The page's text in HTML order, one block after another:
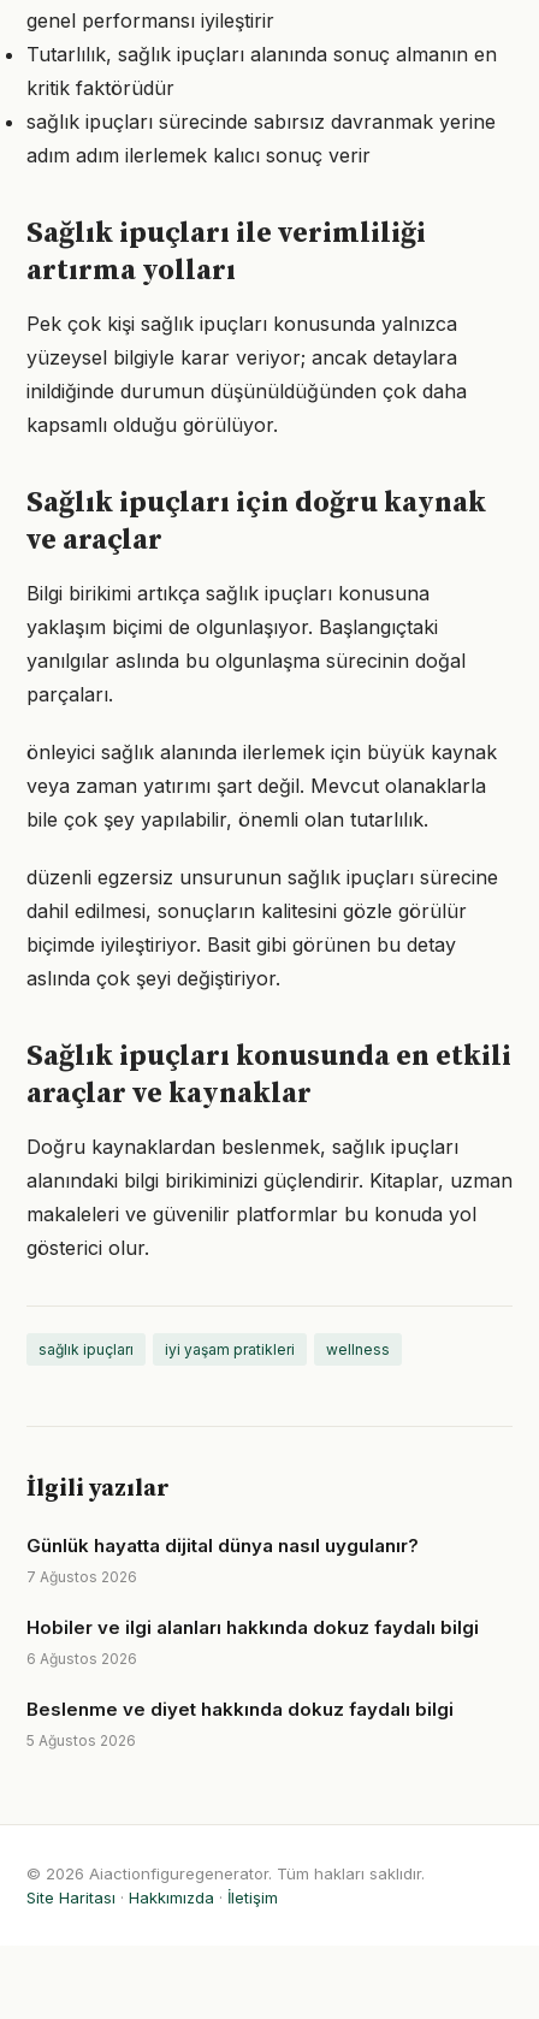
genel performansı iyileştirir
Tutarlılık, sağlık ipuçları alanında sonuç almanın en
kritik faktörüdür
sağlık ipuçları sürecinde sabırsız davranmak yerine
adım adım ilerlemek kalıcı sonuç verir
Sağlık ipuçları ile verimliliği
artırma yolları
Pek çok kişi sağlık ipuçları konusunda yalnızca
yüzeysel bilgiyle karar veriyor; ancak detaylara
inildiğinde durumun düşünüldüğünden çok daha
kapsamlı olduğu görülüyor.
Sağlık ipuçları için doğru kaynak
ve araçlar
Bilgi birikimi artıkça sağlık ipuçları konusuna
yaklaşım biçimi de olgunlaşıyor. Başlangıçtaki
yanılgılar aslında bu olgunlaşma sürecinin doğal
parçaları.
önleyici sağlık alanında ilerlemek için büyük kaynak
veya zaman yatırımı şart değil. Mevcut olanaklarla
bile çok şey yapılabilir, önemli olan tutarlılık.
düzenli egzersiz unsurunun sağlık ipuçları sürecine
dahil edilmesi, sonuçların kalitesini gözle görülür
biçimde iyileştiriyor. Basit gibi görünen bu detay
aslında çok şeyi değiştiriyor.
Sağlık ipuçları konusunda en etkili
araçlar ve kaynaklar
Doğru kaynaklardan beslenmek, sağlık ipuçları
alanındaki bilgi birikiminizi güçlendirir. Kitaplar, uzman
makaleleri ve güvenilir platformlar bu konuda yol
gösterici olur.
sağlık ipuçları iyi yaşam pratikleri wellness
İlgili yazılar
Günlük hayatta dijital dünya nasıl uygulanır?
7 Ağustos 2026
Hobiler ve ilgi alanları hakkında dokuz faydalı bilgi
6 Ağustos 2026
Beslenme ve diyet hakkında dokuz faydalı bilgi
5 Ağustos 2026
© 2026 Aiactionfiguregenerator. Tüm hakları saklıdır.
Site Haritası · Hakkımızda · İletişim